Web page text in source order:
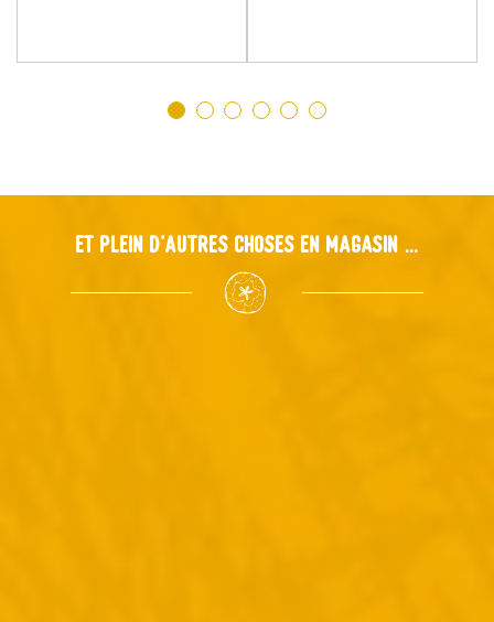
Et plein d'autres choses en magasin ...